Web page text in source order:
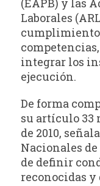
Laborales
integrar los
ejecución.
De forma
su artículo 33
de 2010,
Nacionales
de definir
reconocidas